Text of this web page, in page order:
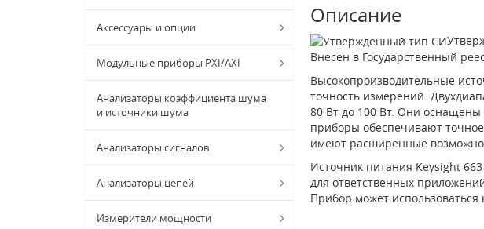
Аксессуары и опции
Модульные приборы PXI/AXI
Анализаторы коэффициента шума
и источники шума
Анализаторы сигналов
Анализаторы цепей
Измерители мощности
Описание
Внесен в Государственный
Высокопроизводительные
точность измерений.
80 Вт до 100 Вт. Они
приборы обеспечивают
имеют расширенные
Источник питания Keysight
для ответственных
Прибор может использоваться